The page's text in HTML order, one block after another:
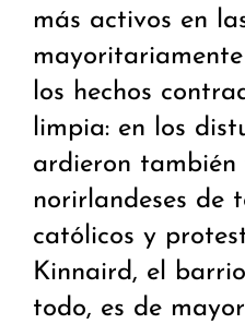
más activos en
los hechos
limpia: en los
ardieron también
norirlandeses de
católicos y
Kinnaird, el
todo, es de